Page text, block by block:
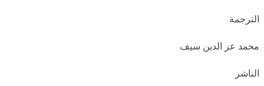
الترجمة
محمد عز الدين سيف
الناشر